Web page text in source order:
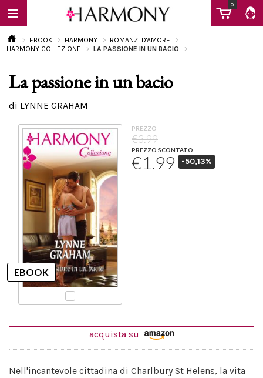
0
EBOOK
Calendario
EBOOK HARMONY
ROMANZI D'AMORE
HARMONY COLLEZIONE
LA PASSIONE IN UN BACIO
La passione in un bacio
di LYNNE GRAHAM
PREZZO
€3.99
PREZZO SCONTATO
€1.99 -50,13%
acquista su
Nell'incantevole cittadina di Charlbury St Helens, la vita